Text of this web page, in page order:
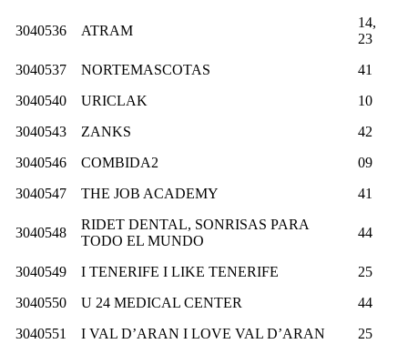
3040536 ATRAM
14,
23
3040537
NORTEMASCOTAS
41
3040540
URICLAK
10
3040543
ZANKS
42
3040546
COMBIDA2
09
3040547
THE JOB ACADEMY 41
3040548
RIDET DENTAL, SONRISAS PARA
TODO EL MUNDO
44
3040549 I TENERIFE I LIKE TENERIFE
25
3040550
U 24 MEDICAL CENTER
44
3040551
I VAL D’ARAN I LOVE VAL D’ARAN 25